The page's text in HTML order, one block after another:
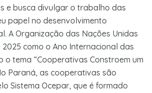
e busca divulgar o trabalho das
papel no desenvolvimento
A Organização das Nações Unidas
como o Ano Internacional das
o tema “Cooperativas Constroem um
Paraná, as cooperativas são
Sistema Ocepar, que é formado